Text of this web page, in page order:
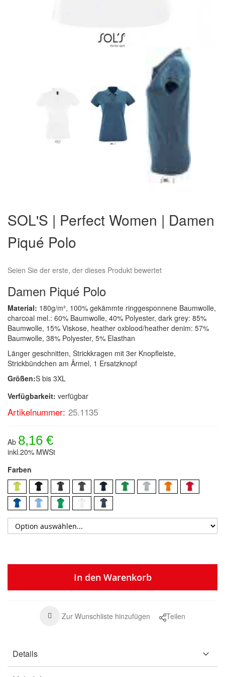
der
Bildergalerie
springen
SOL'S | Perfect Women | Damen
Piqué Polo
Seien Sie der erste, der dieses Produkt bewertet
Damen Piqué Polo
Material: 180g/m², 100% gekämmte ringgesponnene Baumwolle,
charcoal mel.: 60% Baumwolle, 40% Polyester, dark grey: 85%
Baumwolle, 15% Viskose, heather oxblood/heather denim: 57%
Baumwolle, 38% Polyester, 5% Elasthan
Länger geschnitten, Strickkragen mit 3er Knopfleiste,
Strickbündchen am Ärmel, 1 Ersatzknopf
Größen:S bis 3XL
Verfügbarkeit: verfügbar
Artikelnummer: 25.1135
Ab 8,16 €
inkl.20% MWSt
Farben
In den Warenkorb
Zur Wunschliste hinzufügen Teilen
Details